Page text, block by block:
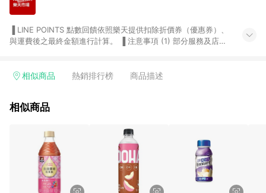
與運費後之最終金額進行計算。 ▐ 注意事項 (1) 部分服務及店家
Smart mobile、神腦生活、JS巨盛、樂天KOBO電子書，請詳閱
台灣樂天市場，並在同一瀏覽器於24小時內結帳，才享有 LINE
市場 45 天內完成訂單出貨及結帳，則不符合贈點資格。 (4) 如
使用APP、或中途瀏覽比價網、回饋網、Google等其他網頁、或
由網頁版(電腦版/手機版網頁)切換為App都將會造成追蹤中斷而
無法進行 LINE POINTS 回饋。 (5) LINE 購物為購物資訊整合性
平台，商品資料更新會有時間差，如顯示之商品規格、顏色、價
位、贈品與台灣樂天市場銷售網頁不符，以銷售網頁標示為準。
相似商品 熱銷排行榜 商品描述
相似商品